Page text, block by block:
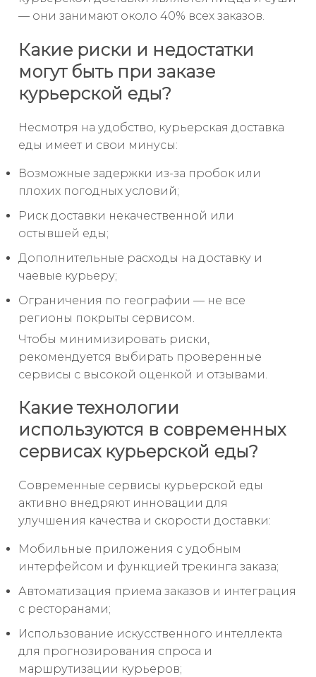
— они занимают около 40% всех заказов.
Какие риски и недостатки
могут быть при заказе
курьерской еды?
Несмотря на удобство, курьерская доставка
еды имеет и свои минусы:
Возможные задержки из-за пробок или
плохих погодных условий;
Риск доставки некачественной или
остывшей еды;
Дополнительные расходы на доставку и
чаевые курьеру;
Ограничения по географии — не все
регионы покрыты сервисом.
Чтобы минимизировать риски,
рекомендуется выбирать проверенные
сервисы с высокой оценкой и отзывами.
Какие технологии
используются в современных
сервисах курьерской еды?
Современные сервисы курьерской еды
активно внедряют инновации для
улучшения качества и скорости доставки:
Мобильные приложения с удобным
интерфейсом и функцией трекинга заказа;
Автоматизация приема заказов и интеграция
с ресторанами;
Использование искусственного интеллекта
для прогнозирования спроса и
маршрутизации курьеров;